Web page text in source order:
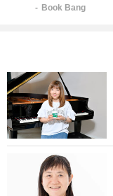
Book Bang